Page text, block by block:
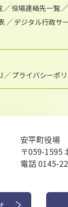
役場連絡先一覧
デジタル行政サ
プライバシーポ
安平町役場
〒059-1595
電話 0145-